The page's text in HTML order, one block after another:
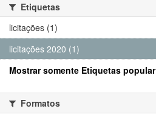
Etiquetas
licitações (1)
licitações 2020 (1)
Mostrar somente Etiquetas popular
Formatos